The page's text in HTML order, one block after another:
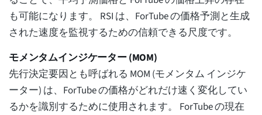
も可能になります。 RSI は、ForTube の価格予測と生成
された速度を監視するための信頼できる尺度です。
モメンタムインジケーター (MOM)
先行決定要因とも呼ばれる MOM (モメンタム インジケ
ーター) は、ForTube の価格がどれだけ速く変化してい
るかを識別するために使用されます。 ForTube の現在